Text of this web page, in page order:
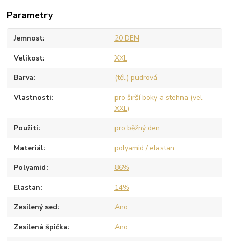
Parametry
Jemnost 20 DEN
Velikost XXL
Barva (těl.) pudrová
Vlastnosti
pro širší boky a stehna (vel.
XXL)
Použití pro běžný den
Materiál polyamid / elastan
Polyamid 86%
Elastan 14%
Zesílený sed Ano
Zesílená špička Ano